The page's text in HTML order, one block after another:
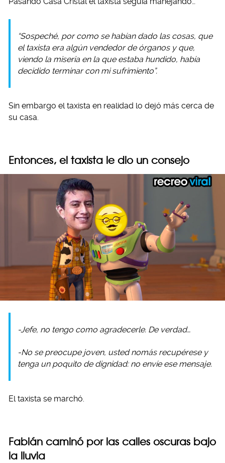
“Sospeché, por como se habían dado las cosas, que
el taxista era algún vendedor de órganos y que,
viendo la miseria en la que estaba hundido, había
decidido terminar con mi sufrimiento”.
Sin embargo el taxista en realidad lo dejó más cerca de
su casa.
Entonces, el taxista le dio un consejo
-Jefe, no tengo como agradecerle. De verdad…
-No se preocupe joven, usted nomás recupérese y
tenga un poquito de dignidad: no envíe ese mensaje.
El taxista se marchó.
Fabián caminó por las calles oscuras bajo
la lluvia